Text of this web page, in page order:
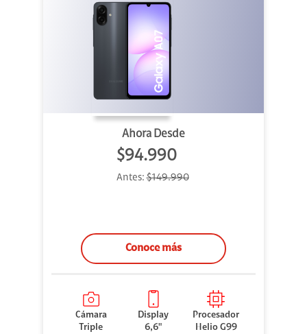
Ahora Desde
$94.990
Antes:$149.990
Conoce más
Cámara
Triple
Display
6,6"
Procesador
Helio G99